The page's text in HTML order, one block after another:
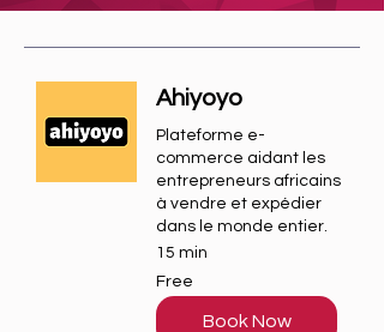
Ahiyoyo
Plateforme e-
commerce aidant les
entrepreneurs africains
à vendre et expédier
dans le monde entier.
15 min
Free
Free
Book Now